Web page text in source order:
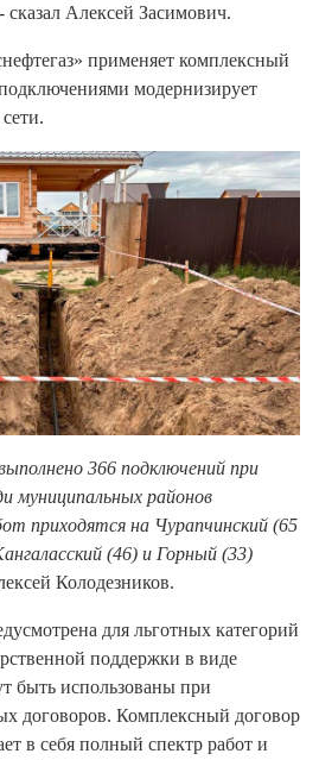
- сказал Алексей Засимович.
применяет комплексный
модернизирует
366 подключений при
муниципальных районов
приходятся на Чурапчинский (65
(46) и Горный (33)
Колодезников.
для льготных категорий
поддержки в виде
быть использованы при
договоров. Комплексный договор
в себя полный спектр работ и